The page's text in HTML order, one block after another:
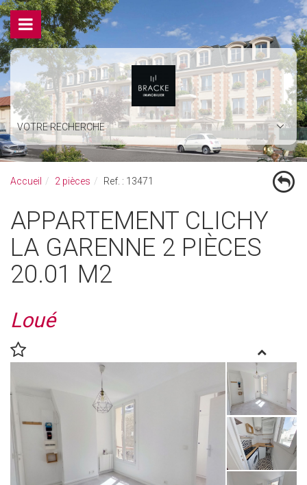
VOTRE RECHERCHE
Accueil 2 pièces Ref. : 13471
APPARTEMENT CLICHY
LA GARENNE 2 PIÈCES
20.01 M2
Loué